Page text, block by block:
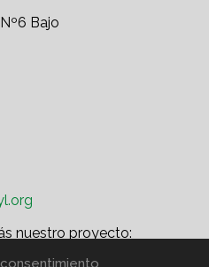
Bajo
nuestro proyecto: